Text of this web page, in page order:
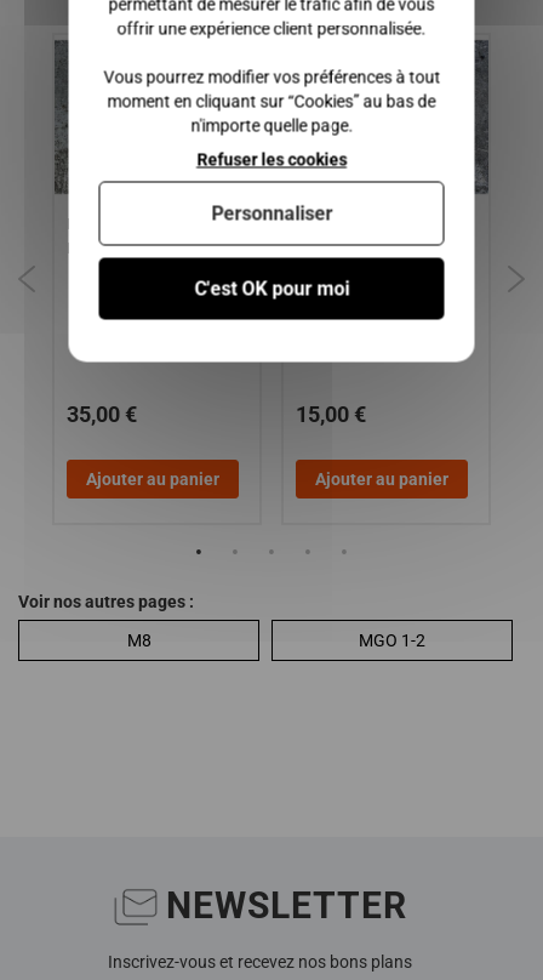
FREIN A MAIN MICROCAR
MC1, MC2 4
35,00 €
Ajouter au panier
SUPPORT D'ARBRE A
CAMES MOTEUR
LDW 492, LDW 492 EURO 4
15,00 €
Ajouter au panier
Voir nos autres pages :
M8
MGO 1-2
NEWSLETTER
Inscrivez-vous et recevez nos bons plans
permettant de mesurer le trafic afin de vous
offrir une expérience client personnalisée.
Vous pourrez modifier vos préférences à tout
moment en cliquant sur “Cookies” au bas de
n'importe quelle page.
C'est OK pour moi
Refuser les cookies
Personnaliser